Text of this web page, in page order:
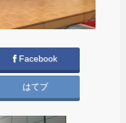
Facebook
はてブ